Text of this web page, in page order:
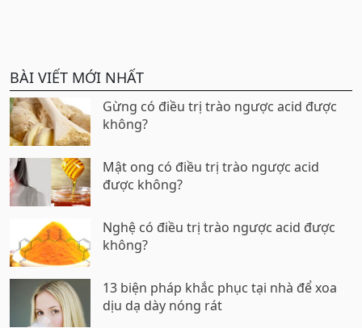
BÀI VIẾT MỚI NHẤT
Gừng có điều trị trào ngược acid được
không?
Mật ong có điều trị trào ngược acid
được không?
Nghệ có điều trị trào ngược acid được
không?
13 biện pháp khắc phục tại nhà để xoa
dịu dạ dày nóng rát